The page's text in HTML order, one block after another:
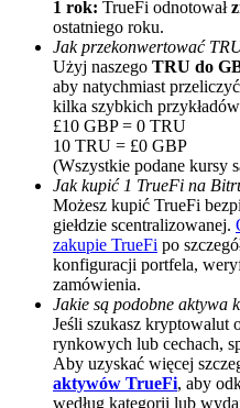
Polecaj
Zaproś przyjaciela, aby
Deposit CASHCAT & Win
Deposit CASHCAT &
1 rok: TrueFi odnotował
ostatniego roku.
Jak przekonwertować
Użyj naszego TRU do
aby natychmiast
kilka szybkich
£10 GBP = 0 TRU
10 TRU = £0 GBP
(Wszystkie podane kursy
Jak kupić 1 TrueFi na
Możesz kupić TrueFi
giełdzie scentralizowanej.
zakupie TrueFi po
konfiguracji portfela,
zamówienia.
Jakie są podobne aktywa
Jeśli szukasz kryptowalut
rynkowych lub cechach,
Aby uzyskać więcej
aktywów TrueFi, aby
według kategorii lub